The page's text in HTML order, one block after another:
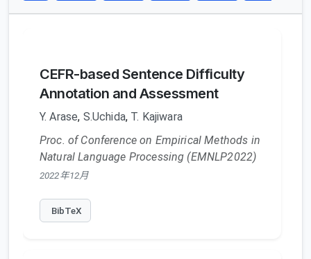
CEFR-based Sentence Difficulty
Annotation and Assessment
Y. Arase, S.Uchida, T. Kajiwara
Proc. of Conference on Empirical Methods in
Natural Language Processing (EMNLP2022)
2022年12月
BibTeX